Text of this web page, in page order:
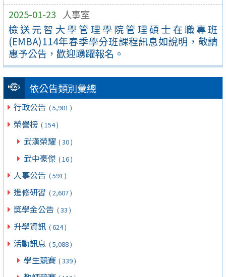
2025-01-23 人事室
檢送元智大學管理學院管理碩士在職專班
(EMBA)114年春季學分班課程訊息如說明，敬請
惠予公告，歡迎踴躍報名。
依公告類別彙總
行政公告 ( 5,901 )
榮譽榜 ( 154 )
武漢榮耀 ( 30 )
武中豪傑 ( 16 )
人事公告 ( 591 )
進修研習 ( 2,607 )
獎學金公告 ( 33 )
升學資訊 ( 624 )
活動訊息 ( 5,088 )
學生競賽 ( 339 )